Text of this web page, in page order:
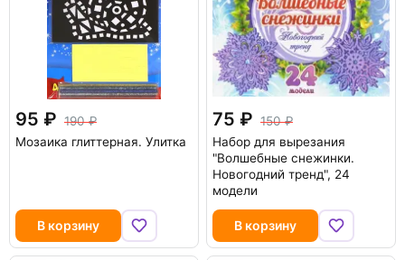
95
190
Мозаика глиттерная. Улитка
В корзину
75
150
Набор для вырезания
"Волшебные снежинки.
Новогодний тренд", 24
модели
В корзину